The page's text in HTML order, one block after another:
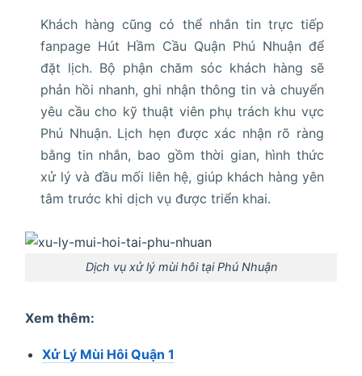
Khách hàng cũng có thể nhắn tin trực tiếp
fanpage Hút Hầm Cầu Quận Phú Nhuận để
đặt lịch. Bộ phận chăm sóc khách hàng sẽ
phản hồi nhanh, ghi nhận thông tin và chuyển
yêu cầu cho kỹ thuật viên phụ trách khu vực
Phú Nhuận. Lịch hẹn được xác nhận rõ ràng
bằng tin nhắn, bao gồm thời gian, hình thức
xử lý và đầu mối liên hệ, giúp khách hàng yên
tâm trước khi dịch vụ được triển khai.
Dịch vụ xử lý mùi hôi tại Phú Nhuận
Xem thêm:
Xử Lý Mùi Hôi Quận 1